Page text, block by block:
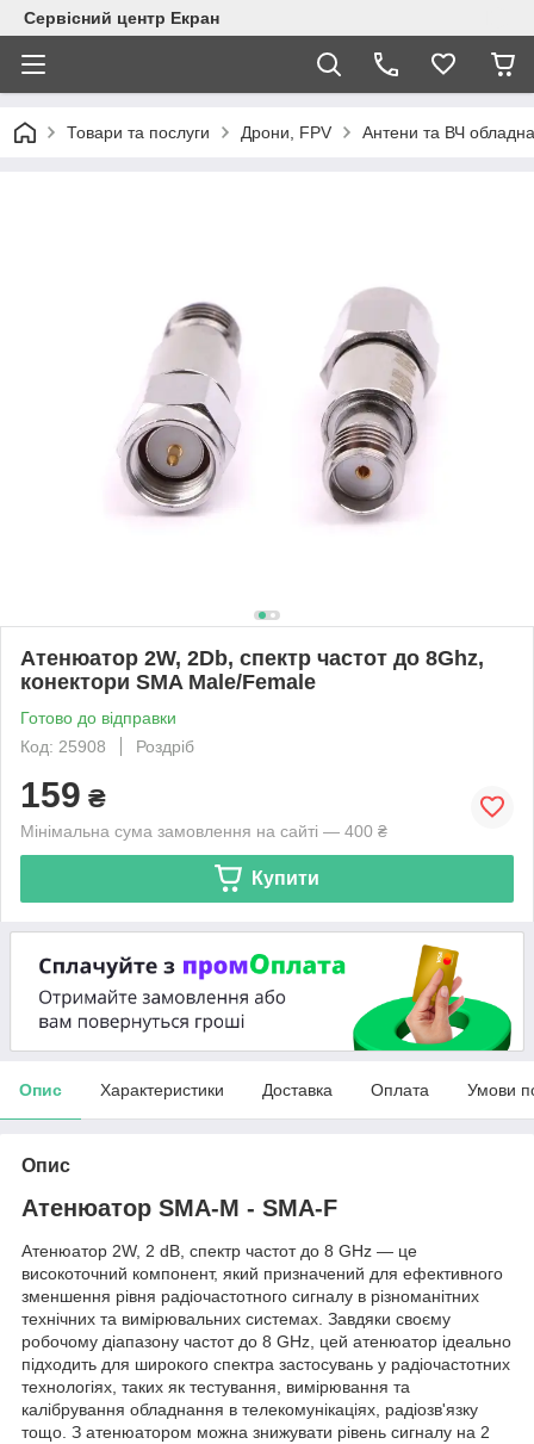
Сервісний центр Екран
Товари та послуги Дрони, FPV Антени та ВЧ
Атенюатор 2W, 2Db, спектр частот до 8Ghz,
конектори SMA Male/Female
Готово до відправки
Код: 25908
Роздріб
159 ₴
Мінімальна сума замовлення на сайті — 400 ₴
Купити
Опис Характеристики Доставка Оплата Умови
Опис
Атенюатор SMA-M - SMA-F
Атенюатор 2W, 2 dB, спектр частот до 8 GHz — це
високоточний компонент, який призначений для ефективного
зменшення рівня радіочастотного сигналу в різноманітних
технічних та вимірювальних системах. Завдяки своєму
робочому діапазону частот до 8 GHz, цей атенюатор ідеально
підходить для широкого спектра застосувань у радіочастотних
технологіях, таких як тестування, вимірювання та
калібрування обладнання в телекомунікаціях, радіозв'язку
тощо. З атенюатором можна знижувати рівень сигналу на 2